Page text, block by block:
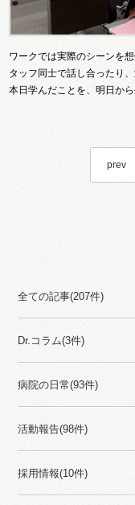
ワークでは実際のシーンを
タッフ同士で話し合ったり
本日学んだことを、明日か
prev
全ての記事(207件)
Dr.コラム(3件)
病院の日常(93件)
活動報告(98件)
採用情報(10件)